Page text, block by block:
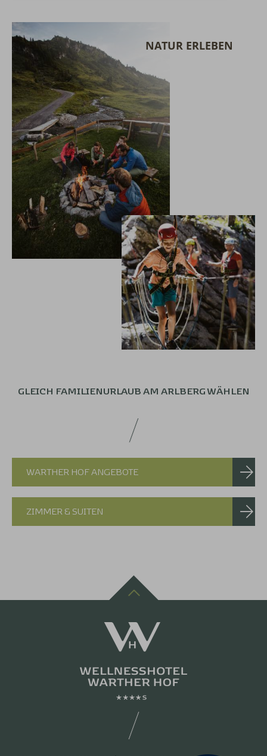
NATUR ERLEBEN
GLEICH FAMILIENURLAUB AM ARLBERG WÄHLEN
WARTHER HOF ANGEBOTE
ZIMMER & SUITEN